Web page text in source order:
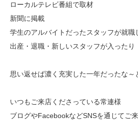
ローカルテレビ番組で取材
新聞に掲載
学生のアルバイトだったスタッフが就職
出産・退職・新しいスタッフが入ったり
思い返せば濃く充実した一年だったな～
いつもご来店くださっている常連様
ブログやFacebookなどSNSを通じてご